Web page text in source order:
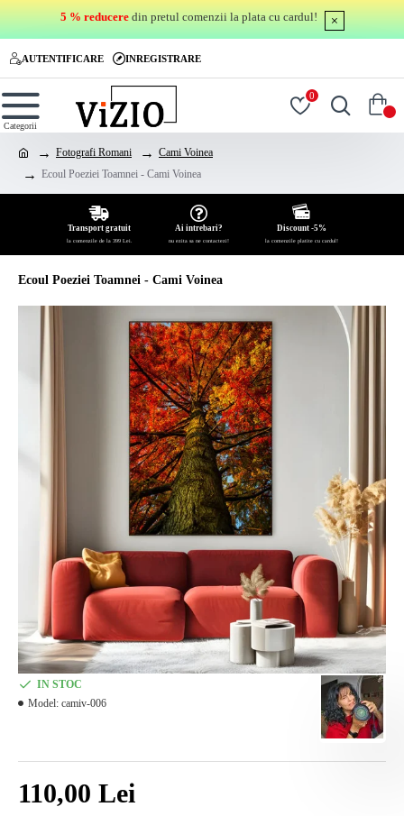
5 % reducere din pretul comenzii la plata cu cardul!
AUTENTIFICARE INREGISTRARE
0
Fotografi Romani
Cami Voinea
Ecoul Poeziei Toamnei - Cami Voinea
Transport gratuit
la comenzile de la 399 Lei.
Ai intrebari?
nu ezita sa ne contactezi!
Discount -5%
la comenzile platite cu cardul!
Ecoul Poeziei Toamnei - Cami Voinea
110,00 Lei
IN STOC
Model: camiv-006